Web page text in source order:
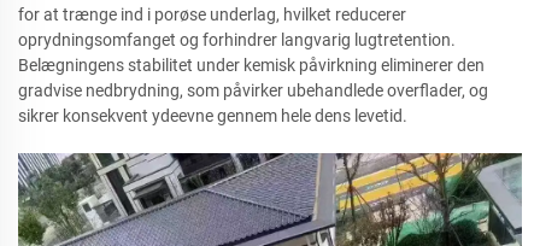
for at trænge ind i porøse underlag, hvilket reducerer
oprydningsomfanget og forhindrer langvarig lugtretention.
Belægningens stabilitet under kemisk påvirkning eliminerer den
gradvise nedbrydning, som påvirker ubehandlede overflader, og
sikrer konsekvent ydeevne gennem hele dens levetid.